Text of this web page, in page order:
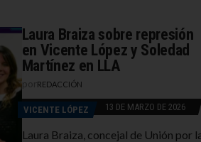
Laura Braiza sobre represión
en Vicente López y Soledad
Martínez en LLA
por REDACCIÓN
VICENTE LÓPEZ 13 DE MARZO DE 2026
Laura Braiza, concejal de Unión por